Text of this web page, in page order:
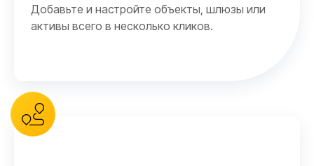
Добавьте и настройте объекты, шлюзы или
активы всего в несколько кликов.